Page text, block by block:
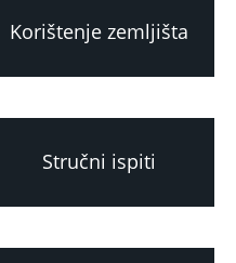
Korištenje zemljišta
Stručni ispiti